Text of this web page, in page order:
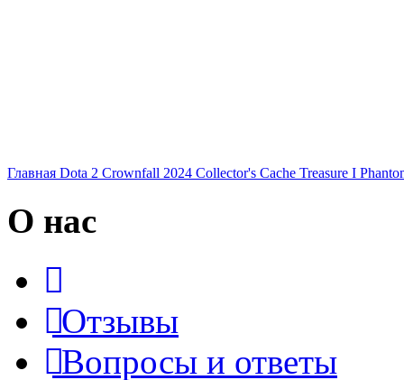
Главная Dota 2 Crownfall 2024 Collector's Cache Treasure I
О нас
Отзывы
Вопросы и ответы